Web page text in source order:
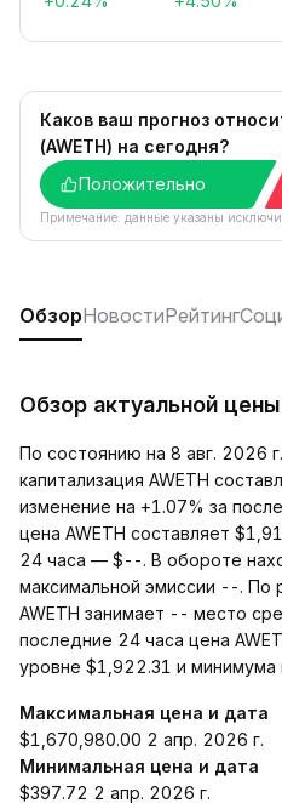
Каков ваш прогноз
(AWETH) на сегодня?
Положительно
Примечание: данные указаны
ОбзорНовостиРейтинг
Обзор актуальной цены
По состоянию на 8 авг. 2026
капитализация AWETH
изменение на +1.07% за
цена AWETH составляет
24 часа — $--. В обороте
максимальной эмиссии --. По
AWETH занимает -- место
последние 24 часа цена
уровне $1,922.31 и минимума
Максимальная цена и дата
$1,670,980.00 2 апр. 2026 г.
Минимальная цена и дата
$397.72 2 апр. 2026 г.